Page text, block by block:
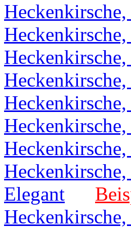
Heckenkirsche,
Elegant